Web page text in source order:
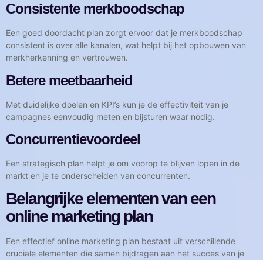
Consistente merkboodschap
Een goed doordacht plan zorgt ervoor dat je merkboodschap
consistent is over alle kanalen, wat helpt bij het opbouwen van
merkherkenning en vertrouwen.
Betere meetbaarheid
Met duidelijke doelen en KPI’s kun je de effectiviteit van je
campagnes eenvoudig meten en bijsturen waar nodig.
Concurrentievoordeel
Een strategisch plan helpt je om voorop te blijven lopen in de
markt en je te onderscheiden van concurrenten.
Belangrijke elementen van een
online marketing plan
Een effectief online marketing plan bestaat uit verschillende
cruciale elementen die samen bijdragen aan het succes van je